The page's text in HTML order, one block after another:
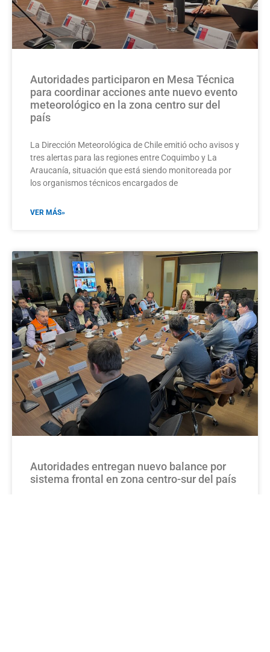
Autoridades participaron en Mesa Técnica
para coordinar acciones ante nuevo evento
meteorológico en la zona centro sur del
país​
La Dirección Meteorológica de Chile emitió ocho avisos y
tres alertas para las regiones entre Coquimbo y La
Araucanía, situación que está siendo monitoreada por
los organismos técnicos encargados de
VER MÁS»
Autoridades entregan nuevo balance por
sistema frontal en zona centro-sur del país